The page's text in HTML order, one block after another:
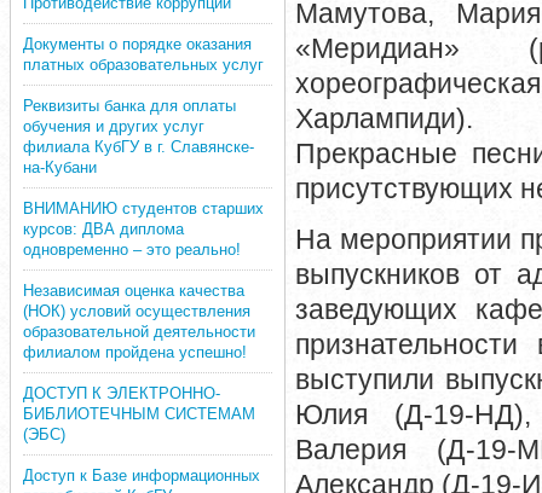
Документы о порядке оказания
платных образовательных услуг
Реквизиты банка для оплаты
обучения и других услуг
филиала КубГУ в г. Славянске-
на-Кубани
ВНИМАНИЮ студентов старших
курсов: ДВА диплома
одновременно – это реально!
Независимая оценка качества
(НОК) условий осуществления
образовательной деятельности
филиалом пройдена успешно!
ДОСТУП К ЭЛЕКТРОННО-
БИБЛИОТЕЧНЫМ СИСТЕМАМ
(ЭБС)
Доступ к Базе информационных
Мамутова,
«Меридиан»
Харлампиди).
Прекрасные
присутствующих
На мероприятии
выпускников от
заведующих
выступили
Юлия (Д-19-НД),
Валерия (Д-19-
Александр (Д-19-